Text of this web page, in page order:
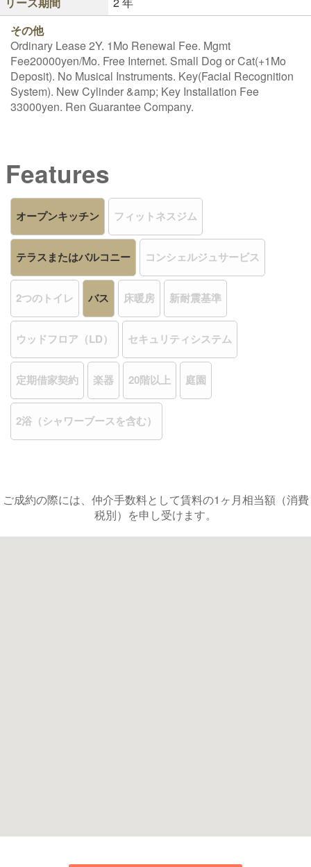
その他
Ordinary Lease 2Y. 1Mo Renewal Fee. Mgmt
Fee20000yen/Mo. Free Internet. Small Dog or Cat(+1Mo
Deposit). No Musical Instruments. Key(Facial Recognition
System). New Cylinder &amp; Key Installation Fee
33000yen. Ren Guarantee Company.
Features
オープンキッチン フィットネスジム
テラスまたはバルコニー コンシェルジュサービス
2つのトイレ バス 床暖房 新耐震基準
ウッドフロア（LD） セキュリティシステム
定期借家契約 楽器 20階以上 庭園
2浴（シャワーブースを含む）
ご成約の際には、仲介手数料として賃料の1ヶ月相当額（消費
税別）を申し受けます。